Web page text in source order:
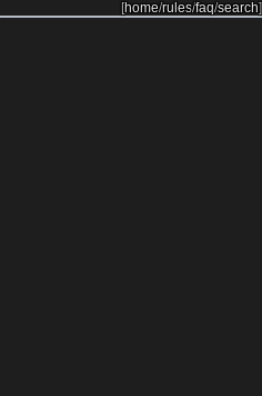
[home/rules/faq/search]